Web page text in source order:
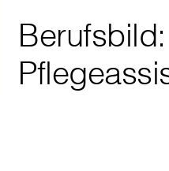
Berufsbild: